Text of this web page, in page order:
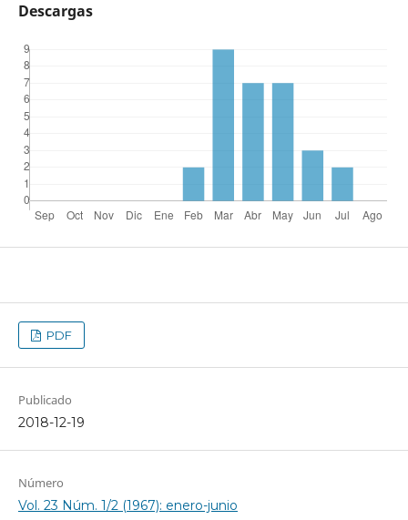
Descargas
PDF
Publicado
2018-12-19
Número
Vol. 23 Núm. 1/2 (1967): enero-junio